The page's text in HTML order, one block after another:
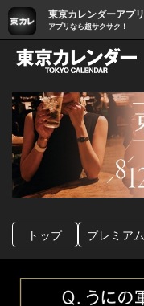
東京カレンダーアプリ
アプリなら超サクサク！
トップ プレミアム